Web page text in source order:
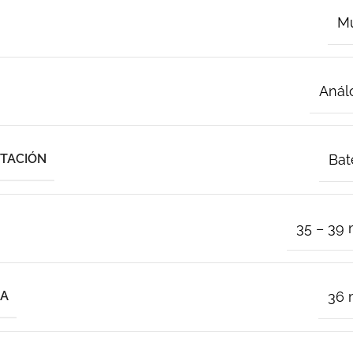
35 – 39
36